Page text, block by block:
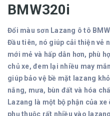
BMW320i
Đổi màu sơn Lazang ô tô
Đầu tiên, nó giúp cải thiện vẻ
mới mẻ và hấp dẫn hơn, phù
chủ xe, đem lại nhiều may
giúp bảo vệ bề mặt lazang
nắng, mưa, bùn đất và hóa
Lazang là một bộ phận của
phụ thuộc rất nhiều vào